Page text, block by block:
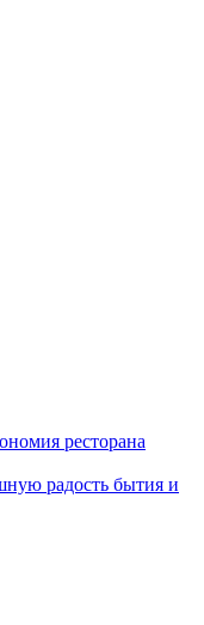
ресторана
радость бытия и